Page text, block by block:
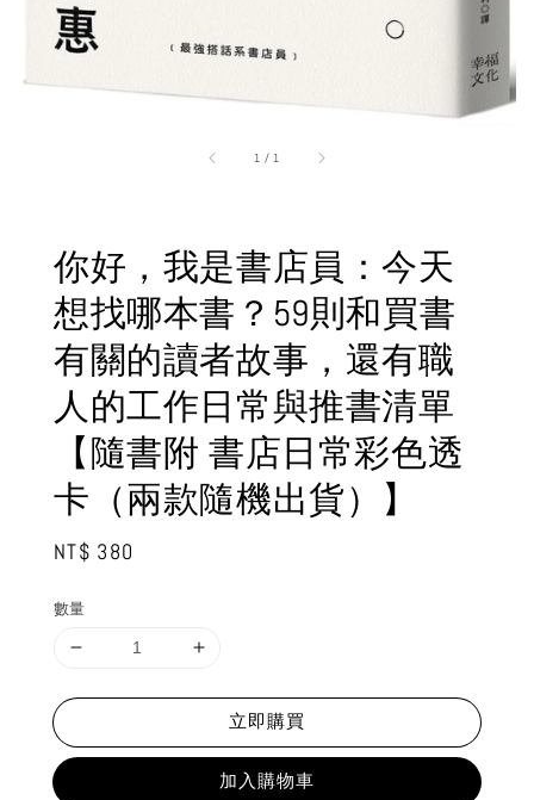
1 / 1
你好，我是書店員：今天
想找哪本書？59則和買書
有關的讀者故事，還有職
人的工作日常與推書清單
【隨書附 書店日常彩色透
卡（兩款隨機出貨）】
Regular
NT$ 380
數量
立即購買
加入購物車